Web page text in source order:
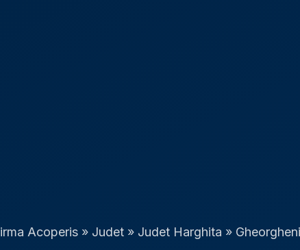
Acoperis » Judet » Judet Harghita » Gheorgheni